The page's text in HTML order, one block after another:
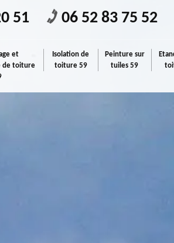
51 06 52 83 75 52
et
de toiture
Isolation de
toiture 59
Peinture sur
tuiles 59